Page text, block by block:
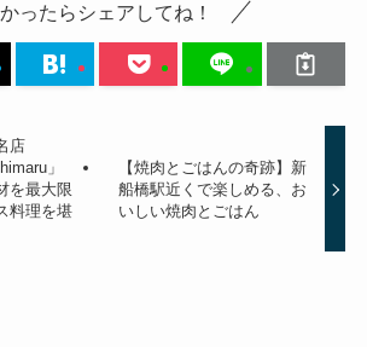
ったらシェアしてね！
店
」
を最大限
料理を堪
【焼肉とごはんの奇跡】新
船橋駅近くで楽しめる、お
いしい焼肉とごはん